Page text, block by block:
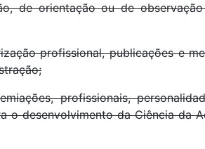
de orientação ou de observação
profissional, publicações e
profissionais,
desenvolvimento da Ciência da